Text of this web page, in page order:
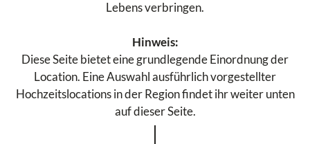
Lebens verbringen.
Hinweis:
Diese Seite bietet eine grundlegende Einordnung der
Location. Eine Auswahl ausführlich vorgestellter
Hochzeitslocations in der Region findet ihr weiter unten
auf dieser Seite.